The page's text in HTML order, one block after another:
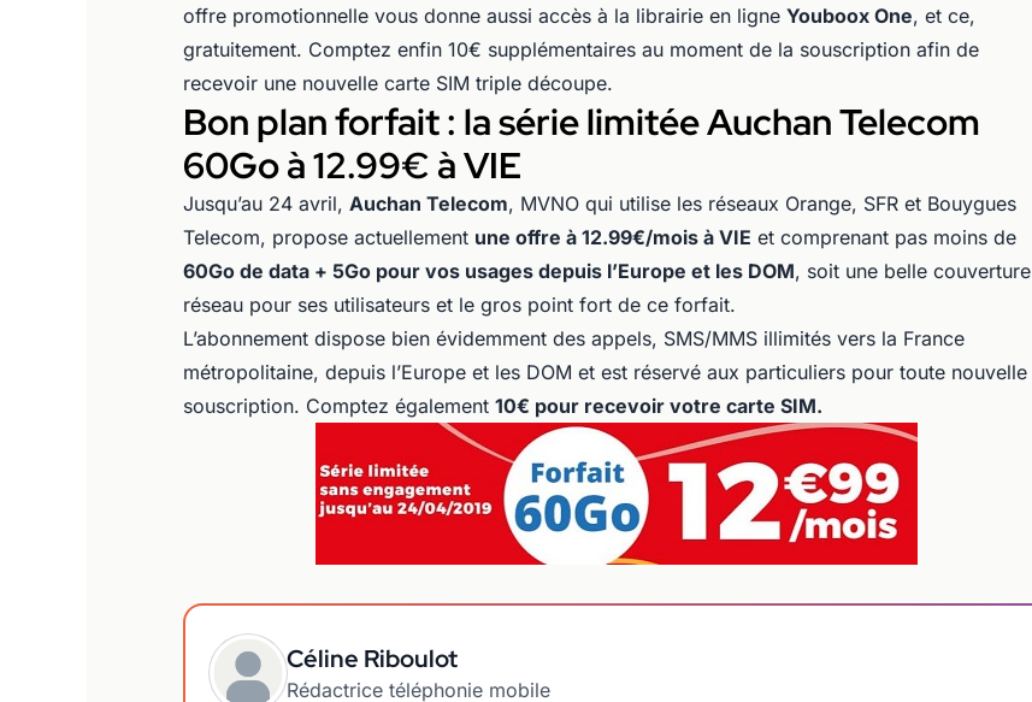
offre promotionnelle vous donne aussi accès à la librairie en ligne Youboox One, et ce,
gratuitement. Comptez enfin 10€ supplémentaires au moment de la souscription afin de
recevoir une nouvelle carte SIM triple découpe.
Bon plan forfait : la série limitée Auchan Telecom
60Go à 12.99€ à VIE
Jusqu’au 24 avril, Auchan Telecom, MVNO qui utilise les réseaux Orange, SFR et Bouygues
Telecom, propose actuellement une offre à 12.99€/mois à VIE et comprenant pas moins de
60Go de data + 5Go pour vos usages depuis l’Europe et les DOM, soit une belle couverture
réseau pour ses utilisateurs et le gros point fort de ce forfait.
L’abonnement dispose bien évidemment des appels, SMS/MMS illimités vers la France
métropolitaine, depuis l’Europe et les DOM et est réservé aux particuliers pour toute nouvelle
souscription. Comptez également 10€ pour recevoir votre carte SIM.
Céline Riboulot
Rédactrice téléphonie mobile